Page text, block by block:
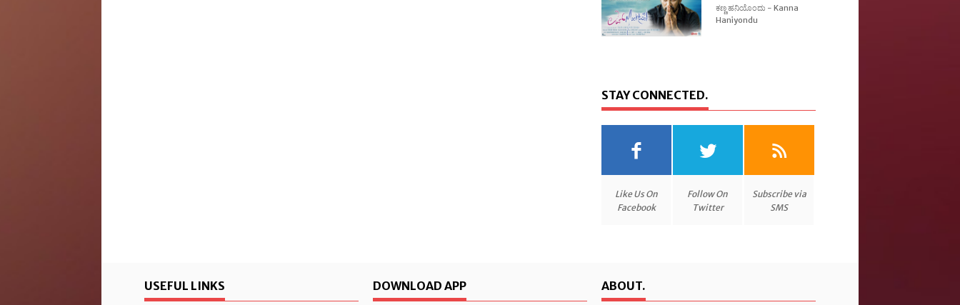
ಕಣ್ಣ ಹನಿಯೊಂದು - Kanna
Haniyondu
STAY CONNECTED.
Like Us On
Facebook
Follow On
Twitter
Subscribe via
SMS
USEFUL LINKS DOWNLOAD APP ABOUT.